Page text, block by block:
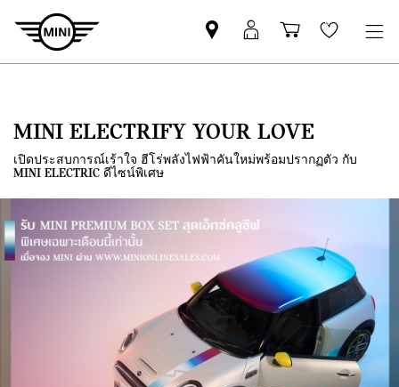
Mini
dealer
MyMini
login
Shopping
cart
Wishlist
MINI ELECTRIFY YOUR LOVE
เปิดประสบการณ์เร้าใจ ฮีโร่พลังไฟฟ้าคันใหม่พร้อมปรากฏตัว กับ
MINI ELECTRIC ดีไซน์พิเศษ